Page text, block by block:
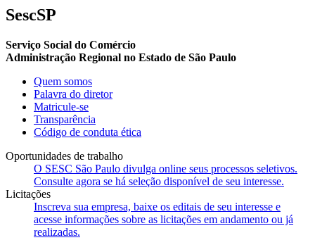
SescSP
Serviço Social do Comércio
Administração Regional no Estado de São Paulo
Quem somos
Palavra do diretor
Matricule-se
Transparência
Código de conduta ética
Oportunidades de trabalho
O SESC São Paulo divulga online seus processos seletivos.
Consulte agora se há seleção disponível de seu interesse.
Licitações
Inscreva sua empresa, baixe os editais de seu interesse e
acesse informações sobre as licitações em andamento ou já
realizadas.